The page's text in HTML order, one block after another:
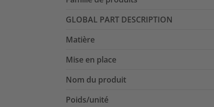
GLOBAL PART DESCRIPTION
Matière
Mise en place
Nom du produit
Poids/unité